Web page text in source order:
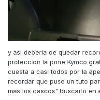
y asi deberia de quedar
proteccion la pone Kymco
cuesta a casi todos por la
recordar que puse un tuto
mas los cascos" buscarlo en